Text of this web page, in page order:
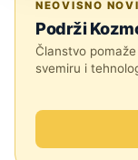
NEOVISNO
Podrži
Članstvo
svemiru i